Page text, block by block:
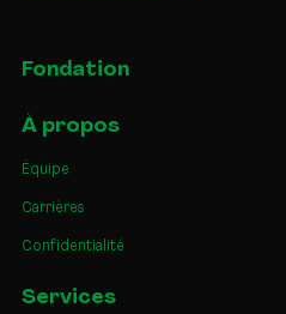
Fondation
À propos
Équipe
Carrières
Confidentialité
Services